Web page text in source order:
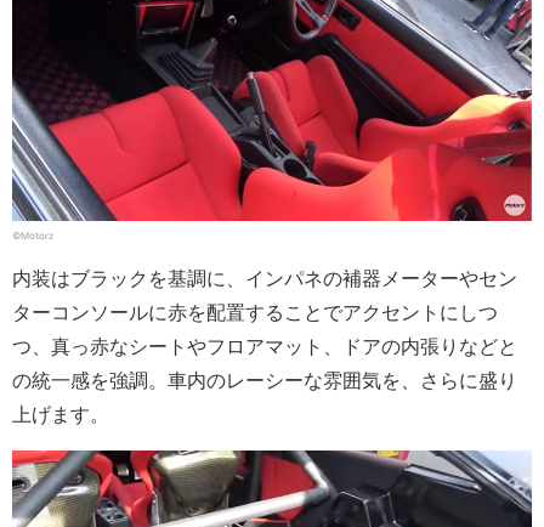
©Motorz
内装はブラックを基調に、インパネの補器メーターやセン
ターコンソールに赤を配置することでアクセントにしつ
つ、真っ赤なシートやフロアマット、ドアの内張りなどと
の統一感を強調。車内のレーシーな雰囲気を、さらに盛り
上げます。